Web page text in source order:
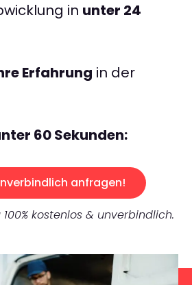
in unter 24
Erfahrung in der
60 Sekunden:
anfragen!
kostenlos & unverbindlich.